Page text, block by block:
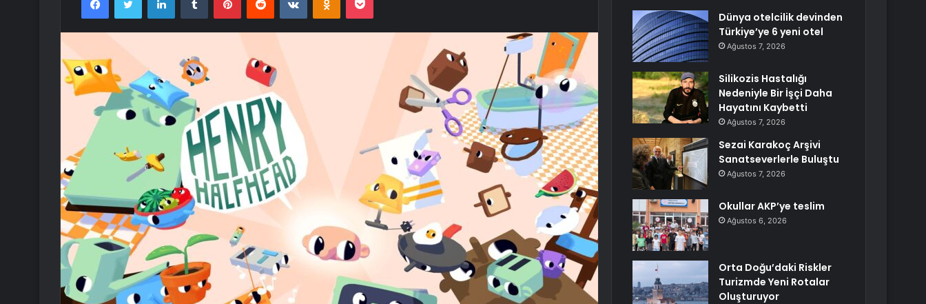
Dünya otelcilik devinden
Türkiye’ye 6 yeni otel
Ağustos 7, 2026
Silikozis Hastalığı
Nedeniyle Bir İşçi Daha
Hayatını Kaybetti
Ağustos 7, 2026
Sezai Karakoç Arşivi
Sanatseverlerle Buluştu
Ağustos 7, 2026
Okullar AKP’ye teslim
Ağustos 6, 2026
Orta Doğu’daki Riskler
Turizmde Yeni Rotalar
Oluşturuyor